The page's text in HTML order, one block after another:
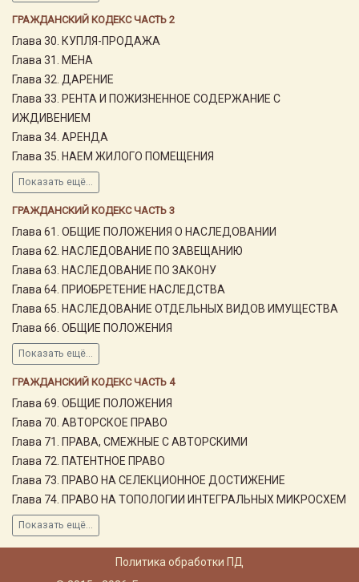
ГРАЖДАНСКИЙ КОДЕКС ЧАСТЬ 2
Глава 30. КУПЛЯ-ПРОДАЖА
Глава 31. МЕНА
Глава 32. ДАРЕНИЕ
Глава 33. РЕНТА И ПОЖИЗНЕННОЕ СОДЕРЖАНИЕ С
ИЖДИВЕНИЕМ
Глава 34. АРЕНДА
Глава 35. НАЕМ ЖИЛОГО ПОМЕЩЕНИЯ
Показать ещё...
ГРАЖДАНСКИЙ КОДЕКС ЧАСТЬ 3
Глава 61. ОБЩИЕ ПОЛОЖЕНИЯ О НАСЛЕДОВАНИИ
Глава 62. НАСЛЕДОВАНИЕ ПО ЗАВЕЩАНИЮ
Глава 63. НАСЛЕДОВАНИЕ ПО ЗАКОНУ
Глава 64. ПРИОБРЕТЕНИЕ НАСЛЕДСТВА
Глава 65. НАСЛЕДОВАНИЕ ОТДЕЛЬНЫХ ВИДОВ ИМУЩЕСТВА
Глава 66. ОБЩИЕ ПОЛОЖЕНИЯ
Показать ещё...
ГРАЖДАНСКИЙ КОДЕКС ЧАСТЬ 4
Глава 69. ОБЩИЕ ПОЛОЖЕНИЯ
Глава 70. АВТОРСКОЕ ПРАВО
Глава 71. ПРАВА, СМЕЖНЫЕ С АВТОРСКИМИ
Глава 72. ПАТЕНТНОЕ ПРАВО
Глава 73. ПРАВО НА СЕЛЕКЦИОННОЕ ДОСТИЖЕНИЕ
Глава 74. ПРАВО НА ТОПОЛОГИИ ИНТЕГРАЛЬНЫХ МИКРОСХЕМ
Показать ещё...
Политика обработки ПД